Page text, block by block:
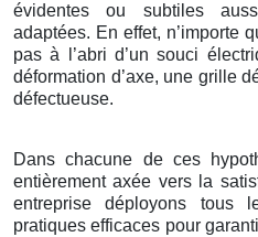
évidentes ou subtiles
adaptées. En effet, n’importe
pas à l’abri d’un souci
déformation d’axe, une grille
défectueuse.
Dans chacune de ces
entièrement axée vers la
entreprise déployons tous
pratiques efficaces pour